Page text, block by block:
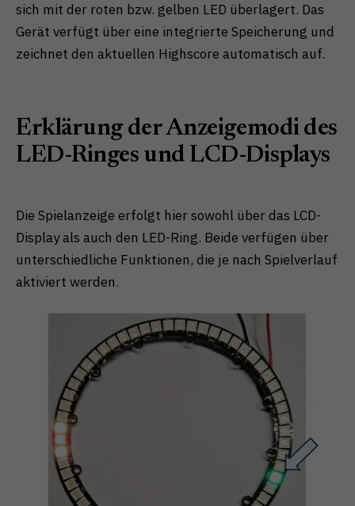
sich mit der roten bzw. gelben LED überlagert. Das
Gerät verfügt über eine integrierte Speicherung und
zeichnet den aktuellen Highscore automatisch auf.
Erklärung der Anzeigemodi des
LED-Ringes und LCD-Displays
Die Spielanzeige erfolgt hier sowohl über das LCD-
Display als auch den LED-Ring. Beide verfügen über
unterschiedliche Funktionen, die je nach Spielverlauf
aktiviert werden.